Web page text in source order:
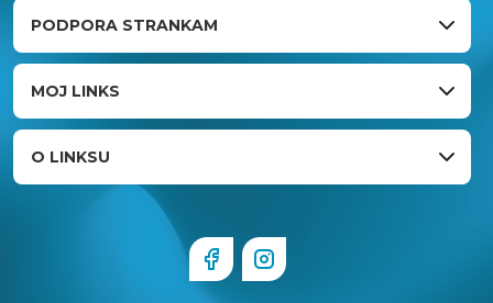
PODPORA STRANKAM
MOJ LINKS
O LINKSU